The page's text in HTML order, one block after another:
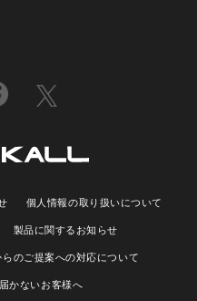
個人情報の取り扱いについて
製品に関するお知らせ
のご提案への対応について
かないお客様へ